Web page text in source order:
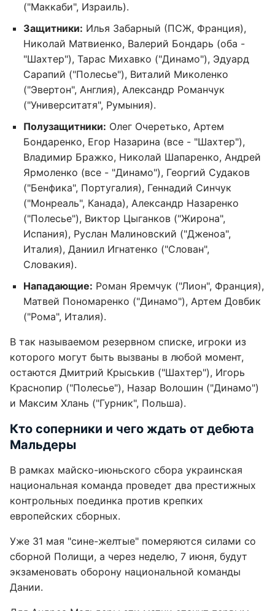
("Маккаби", Израиль).
Защитники: Илья Забарный (ПСЖ, Франция),
Николай Матвиенко, Валерий Бондарь (оба -
"Шахтер"), Тарас Михавко ("Динамо"), Эдуард
Сарапий ("Полесье"), Виталий Миколенко
("Эвертон", Англия), Александр Романчук
("Университатя", Румыния).
Полузащитники: Олег Очеретько, Артем
Бондаренко, Егор Назарина (все - "Шахтер"),
Владимир Бражко, Николай Шапаренко, Андрей
Ярмоленко (все - "Динамо"), Георгий Судаков
("Бенфика", Португалия), Геннадий Синчук
("Монреаль", Канада), Александр Назаренко
("Полесье"), Виктор Цыганков ("Жирона",
Испания), Руслан Малиновский ("Дженоа",
Италия), Даниил Игнатенко ("Слован",
Словакия).
Нападающие: Роман Яремчук ("Лион", Франция),
Матвей Пономаренко ("Динамо"), Артем Довбик
("Рома", Италия).
В так называемом резервном списке, игроки из
которого могут быть вызваны в любой момент,
остаются Дмитрий Крыськив ("Шахтер"), Игорь
Краснопир ("Полесье"), Назар Волошин ("Динамо")
и Максим Хлань ("Гурник", Польша).
Кто соперники и чего ждать от дебюта
Мальдеры
В рамках майско-июньского сбора украинская
национальная команда проведет два престижных
контрольных поединка против крепких
европейских сборных.
Уже 31 мая "сине-желтые" померяются силами со
сборной Полищи, а через неделю, 7 июня, будут
экзаменовать оборону национальной команды
Дании.